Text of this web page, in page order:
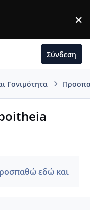
×
Σύνδεση
Γονιμότητα
εδώ και